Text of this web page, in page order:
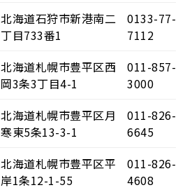
北海道石狩市新港南二
丁目733番1
0133-77-
7112
北海道札幌市豊平区西
岡3条3丁目4-1
011-857-
3000
北海道札幌市豊平区月
寒東5条13-3-1
011-826-
6645
北海道札幌市豊平区平
岸1条12-1-55
011-826-
4608